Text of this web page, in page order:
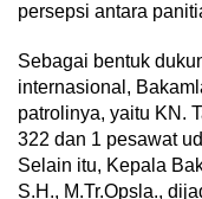
persepsi antara
Sebagai bentuk
internasional,
patrolinya, yaitu KN.
322 dan 1 pesawat
Selain itu, Kepala
S.H., M.Tr.Opsla.,